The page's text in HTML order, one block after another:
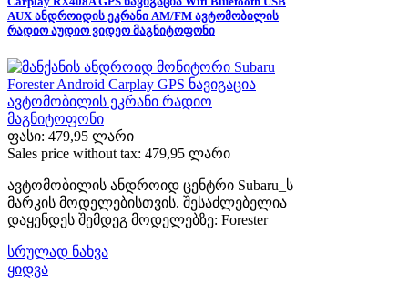
AUX ანდროიდის ეკრანი AM/FM ავტომობილის
რადიო აუდიო ვიდეო მაგნიტოფონი
ფასი: 479,95 ლარი
Sales price without tax: 479,95 ლარი
ავტომობილის ანდროიდ ცენტრი Subaru_ს
მარკის მოდელებისთვის. შესაძლებელია
დაყენდეს შემდეგ მოდელებზე: Forester
სრულად ნახვა
ყიდვა